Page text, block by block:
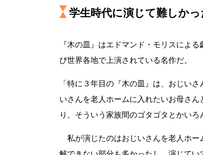
学生時代に演じて難しか
『木の皿』はエドマンド・モリスによ
び世界各地で上演されている名作だ。
「特に３年目の『木の皿』は、おじい
いさんを老人ホームに入れたいお母さ
り、そういう家族間のゴタゴタとかいろ
私が演じたのはおじいさんを老人ホー